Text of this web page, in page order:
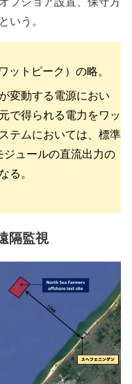
いう。
ットピーク）の略。
変動する電源におい
で得られる電力をワッ
テムにおいては、標準
ュールの直流出力の
る。
隔監視